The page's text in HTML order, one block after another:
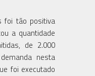
foi tão positiva
a quantidade
de 2.000
nesta
foi executado